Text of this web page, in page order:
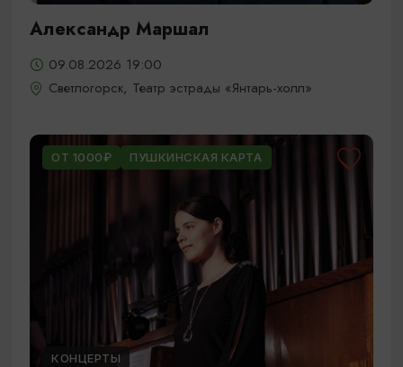
Александр Маршал
09.08.2026 19:00
Светлогорск, Театр эстрады «Янтарь-холл»
ОТ 1000₽ ПУШКИНСКАЯ КАРТА
КОНЦЕРТЫ